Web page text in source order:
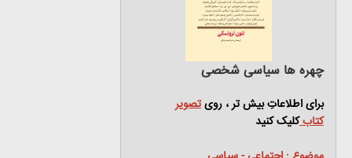
چهره ها سیاسی شخصی
برای اطلاعاتِ بیش تر ، رویتصویر
کتابکلیک کنید